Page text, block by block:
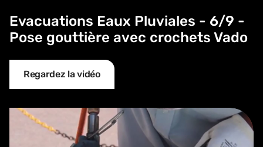
Evacuations Eaux Pluviales - 6/9 -
Pose gouttière avec crochets Vado
Regardez la vidéo
Evacuations Eaux Pluviales - 7/9 - Coude et tuyaux